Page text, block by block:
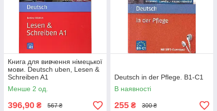
Книга для вивчення німецької
мови. Deutsch uben, Lesen &
Schreiben A1
Менше 2 од.
396,90 ₴ 567 ₴
Deutsch in der Pflege. В1-С1
В наявності
255 ₴ 300 ₴